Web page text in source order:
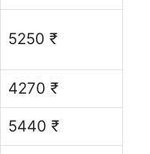
5250 ₹
4270 ₹
5440 ₹